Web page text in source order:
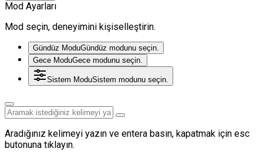
Mod Ayarları
Mod seçin, deneyimini kişiselleştirin.
Gündüz ModuGündüz modunu seçin.
Gece ModuGece modunu seçin.
Sistem ModuSistem modunu seçin.
Aradığınız kelimeyi yazın ve entera basın, kapatmak için esc
butonuna tıklayın.